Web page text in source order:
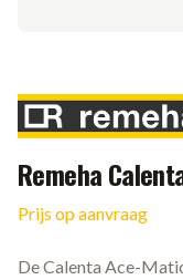
Remeha
Prijs op aanvraag
Merk
De Calenta Ace-